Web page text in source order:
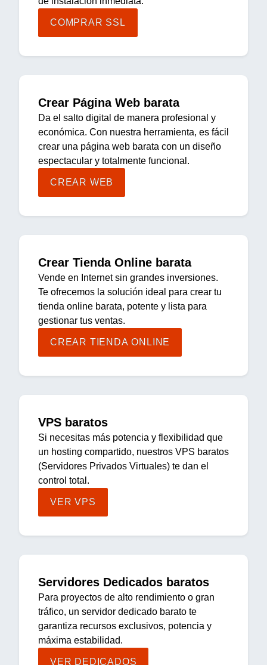
COMPRAR SSL
Crear Página Web barata
Da el salto digital de manera profesional y
económica. Con nuestra herramienta, es fácil
crear una página web barata con un diseño
espectacular y totalmente funcional.
CREAR WEB
Crear Tienda Online barata
Vende en Internet sin grandes inversiones.
Te ofrecemos la solución ideal para crear tu
tienda online barata, potente y lista para
gestionar tus ventas.
CREAR TIENDA ONLINE
VPS baratos
Si necesitas más potencia y flexibilidad que
un hosting compartido, nuestros VPS baratos
(Servidores Privados Virtuales) te dan el
control total.
VER VPS
Servidores Dedicados baratos
Para proyectos de alto rendimiento o gran
tráfico, un servidor dedicado barato te
garantiza recursos exclusivos, potencia y
máxima estabilidad.
VER DEDICADOS